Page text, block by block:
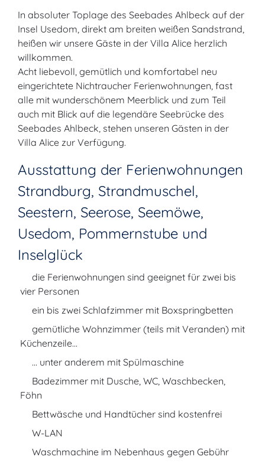
In absoluter Toplage des Seebades Ahlbeck auf der
Insel Usedom, direkt am breiten weißen Sandstrand,
heißen wir unsere Gäste in der Villa Alice herzlich
willkommen.
Acht liebevoll, gemütlich und komfortabel neu
eingerichtete Nichtraucher Ferienwohnungen, fast
alle mit wunderschönem Meerblick und zum Teil
auch mit Blick auf die legendäre Seebrücke des
Seebades Ahlbeck, stehen unseren Gästen in der
Villa Alice zur Verfügung.
Ausstattung der Ferienwohnungen
Strandburg, Strandmuschel,
Seestern, Seerose, Seemöwe,
Usedom, Pommernstube und
Inselglück
die Ferienwohnungen sind geeignet für zwei bis
vier Personen
ein bis zwei Schlafzimmer mit Boxspringbetten
gemütliche Wohnzimmer (teils mit Veranden) mit
Küchenzeile...
... unter anderem mit Spülmaschine
Badezimmer mit Dusche, WC, Waschbecken,
Föhn
Bettwäsche und Handtücher sind kostenfrei
W-LAN
Waschmachine im Nebenhaus gegen Gebühr